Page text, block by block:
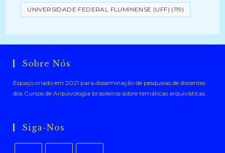
UNIVERSIDADE FEDERAL FLUMINENSE (UFF) (119)
Sobre Nós
Espaço criado em 2021 para disseminação de pesquisas de docentes
dos Cursos de Arquivologia brasileiros sobre temáticas arquivísticas .
Siga-Nos